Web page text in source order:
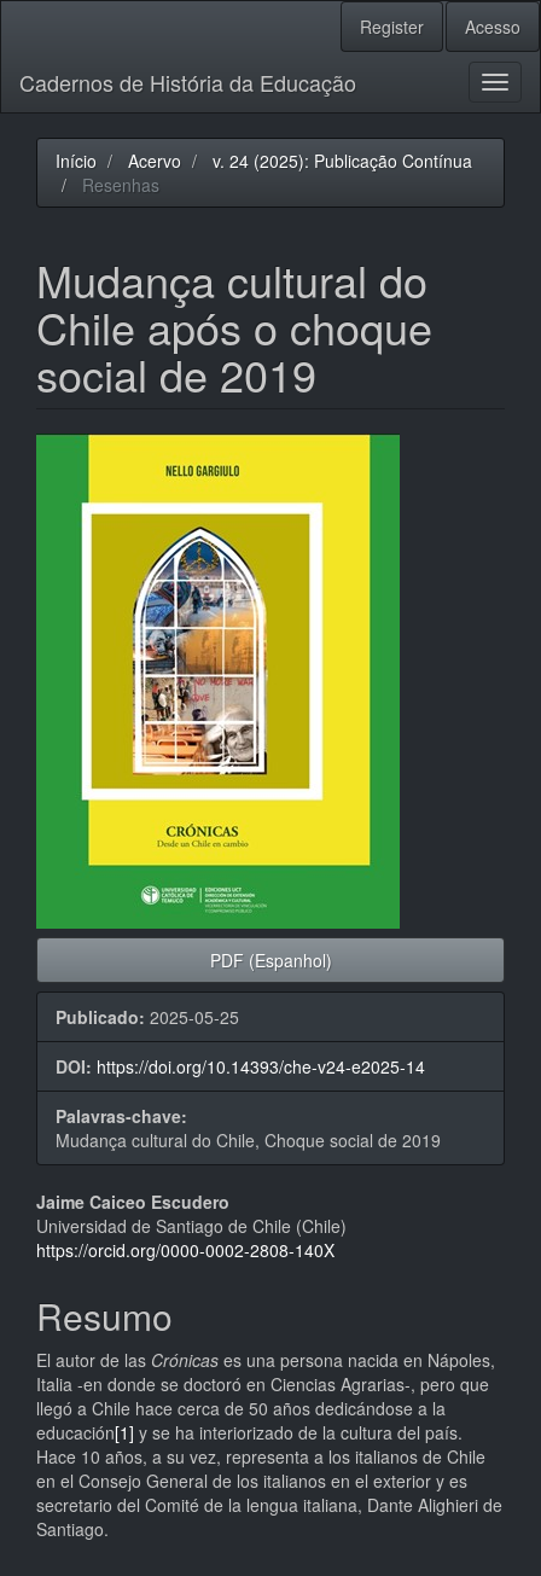
principal
Barra
Lateral
Register Acesso
Cadernos de História da Educação
Início Acervo
v. 24 (2025): Publicação Contínua
Resenhas
Mudança cultural do
Chile após o choque
social de 2019
Barra
lateral
artigos
PDF (Espanhol)
Publicado: 2025-05-25
DOI: https://doi.org/10.14393/che-v24-e2025-14
Palavras-chave:
Mudança cultural do Chile, Choque social de 2019
Conteúdo
do
principal
Jaime Caiceo Escudero
Universidad de Santiago de Chile (Chile)
https://orcid.org/0000-0002-2808-140X
Resumo
El autor de las Crónicas es una persona nacida en Nápoles,
Italia -en donde se doctoró en Ciencias Agrarias-, pero que
llegó a Chile hace cerca de 50 años dedicándose a la
educación[1] y se ha interiorizado de la cultura del país.
Hace 10 años, a su vez, representa a los italianos de Chile
en el Consejo General de los italianos en el exterior y es
secretario del Comité de la lengua italiana, Dante Alighieri de
Santiago.